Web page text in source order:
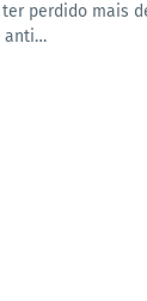
perdido mais
anti…